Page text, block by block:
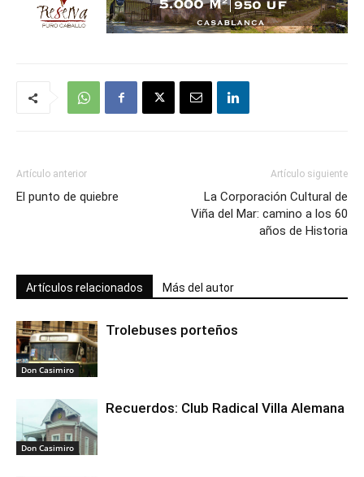
Artículo anterior
El punto de quiebre
Artículo siguiente
La Corporación Cultural de
Viña del Mar: camino a los 60
años de Historia
Artículos relacionados Más del autor
Don Casimiro
Trolebuses porteños
Don Casimiro
Recuerdos: Club Radical Villa Alemana